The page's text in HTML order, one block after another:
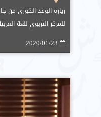
زيارة الوفد الكوري من
للمركز التربوي للغة
2020/01/23